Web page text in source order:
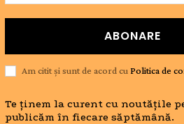
ABONARE
Am citit și sunt de acord cuPolitica de
Te ținem la curent cu noutățile
publicăm în fiecare săptămână.